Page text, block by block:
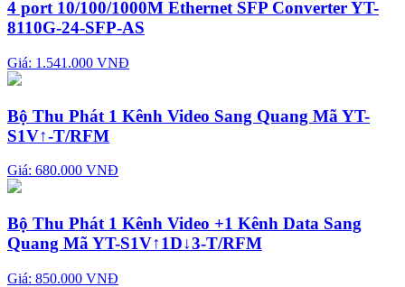
4 port 10/100/1000M Ethernet SFP Converter YT-
8110G-24-SFP-AS
Giá: 1.541.000 VNĐ
Bộ Thu Phát 1 Kênh Video Sang Quang Mã YT-
S1V↑-T/RFM
Giá: 680.000 VNĐ
Bộ Thu Phát 1 Kênh Video +1 Kênh Data Sang
Quang Mã YT-S1V↑1D↓3-T/RFM
Giá: 850.000 VNĐ